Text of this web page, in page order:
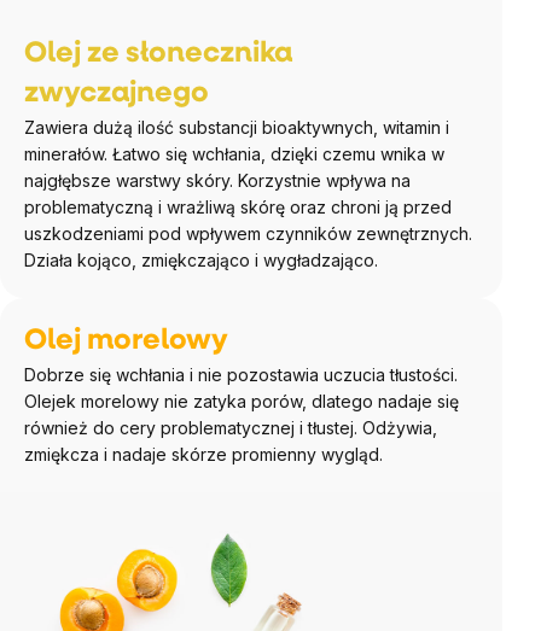
Olej ze słonecznika
zwyczajnego
Zawiera dużą ilość substancji bioaktywnych, witamin i
minerałów. Łatwo się wchłania, dzięki czemu wnika w
najgłębsze warstwy skóry. Korzystnie wpływa na
problematyczną i wrażliwą skórę oraz chroni ją przed
uszkodzeniami pod wpływem czynników zewnętrznych.
Działa kojąco, zmiękczająco i wygładzająco.
Olej morelowy
Dobrze się wchłania i nie pozostawia uczucia tłustości.
Olejek morelowy nie zatyka porów, dlatego nadaje się
również do cery problematycznej i tłustej. Odżywia,
zmiękcza i nadaje skórze promienny wygląd.